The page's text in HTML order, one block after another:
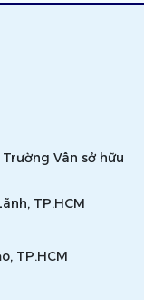
Vân sở hữu
TP.HCM
TP.HCM